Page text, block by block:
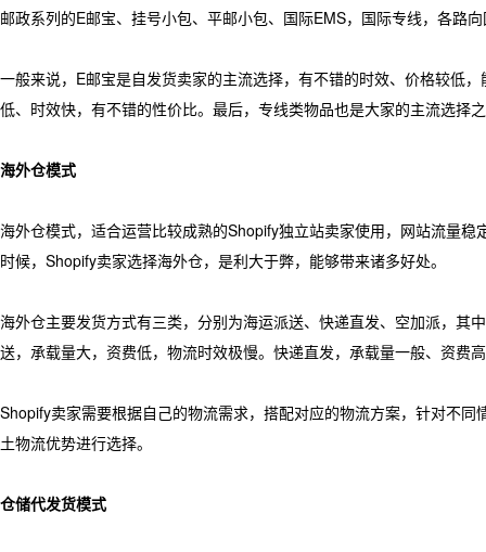
邮政系列的E邮宝、挂号小包、平邮小包、国际EMS，国际专线，各路
一般来说，E邮宝是自发货卖家的主流选择，有不错的时效、价格较低
低、时效快，有不错的性价比。最后，专线类物品也是大家的主流选择
海外仓模式
海外仓模式，适合运营比较成熟的Shopify独立站卖家使用，网站流量
时候，Shopify卖家选择海外仓，是利大于弊，能够带来诸多好处。
海外仓主要发货方式有三类，分别为海运派送、快递直发、空加派，其
送，承载量大，资费低，物流时效极慢。快递直发，承载量一般、资费
Shopify卖家需要根据自己的物流需求，搭配对应的物流方案，针对不
土物流优势进行选择。
仓储代发货模式